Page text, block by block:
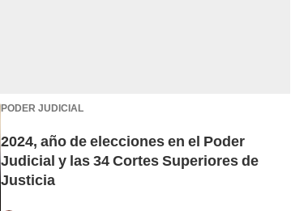
PODER JUDICIAL
2024, año de elecciones en el Poder
Judicial y las 34 Cortes Superiores de
Justicia